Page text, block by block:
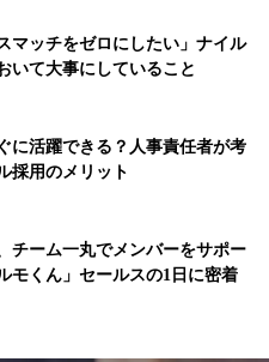
マッチをゼロにしたい」ナイル
いて大事にしていること
に活躍できる？人事責任者が考
採用のメリット
チーム一丸でメンバーをサポー
モくん」セールスの1日に密着